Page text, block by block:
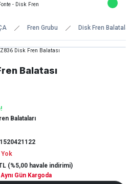
Fren Grubu Disk Fren
Balatası
Balataları
(%5,00 havale indirimi)
Gün Kargoda